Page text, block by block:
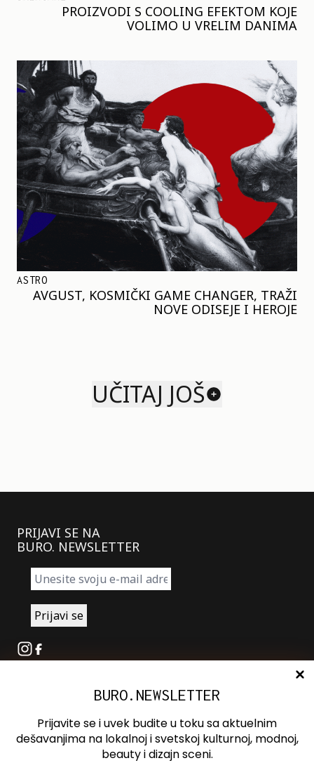
PROIZVODI S COOLING EFEKTOM KOJE
VOLIMO U VRELIM DANIMA
ASTRO
AVGUST, KOSMIČKI GAME CHANGER, TRAŽI
NOVE ODISEJE I HEROJE
UČITAJ JOŠ
PRIJAVI SE NA
BURO. NEWSLETTER
Instagram
Facebook
Oglašavanje
Kontakt
BURO.NEWSLETTER
Prijavite se i uvek budite u toku sa aktuelnim
dešavanjima na lokalnoj i svetskoj kulturnoj, modnoj,
beauty i dizajn sceni.